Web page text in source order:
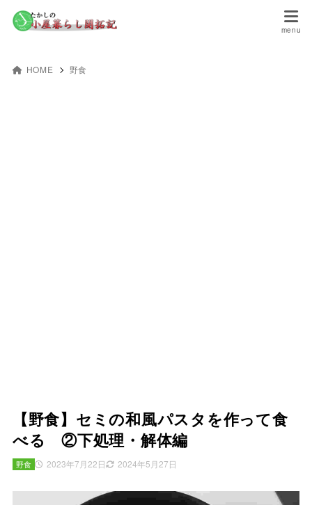
HOME 野食
【野食】セミの和風パスタを作って食
べる ②下処理・解体編
2023年7月22日 2024年5月27日
野食